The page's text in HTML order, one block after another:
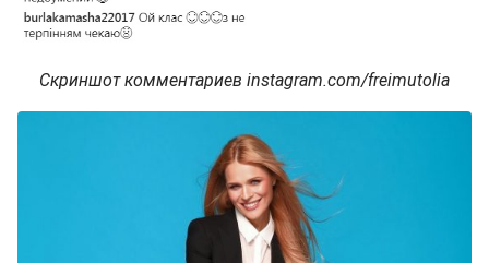
Скриншот комментариев instagram.com/freimutolia